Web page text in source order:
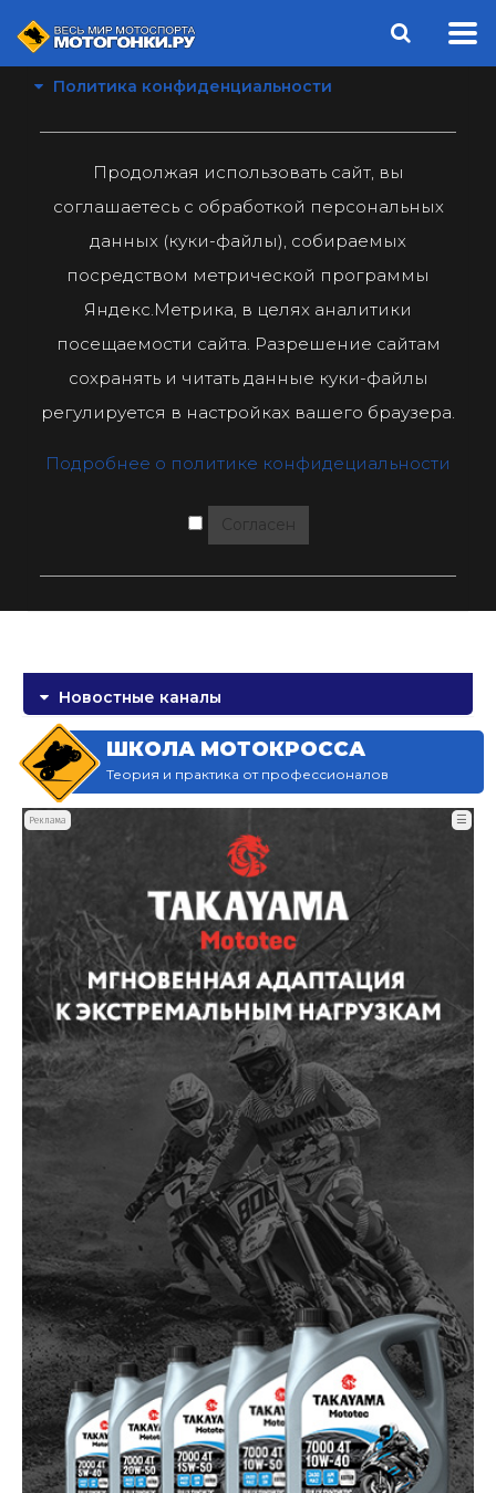
Политика конфиденциальности
Продолжая использовать сайт, вы
соглашаетесь с обработкой персональных
данных (куки-файлы), собираемых
посредством метрической программы
Яндекс.Метрика, в целях аналитики
посещаемости сайта. Разрешение сайтам
сохранять и читать данные куки-файлы
регулируется в настройках вашего браузера.
Подробнее о политике конфидециальности
Согласен
Новостные каналы
ШКОЛА МОТОКРОССА
Теория и практика от профессионалов
Реклама ☰